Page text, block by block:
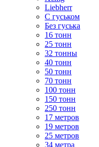
Liebherr
С гуськом
Без гуська
16 тонн
25 тонн
32 тонны
40 тонн
50 тонн
70 тонн
100 тонн
150 тонн
250 тонн
17 метров
19 метров
25 метров
34 метра